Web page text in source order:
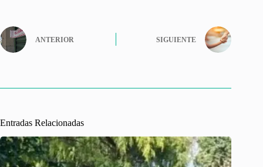
ANTERIOR SIGUIENTE
Entradas Relacionadas